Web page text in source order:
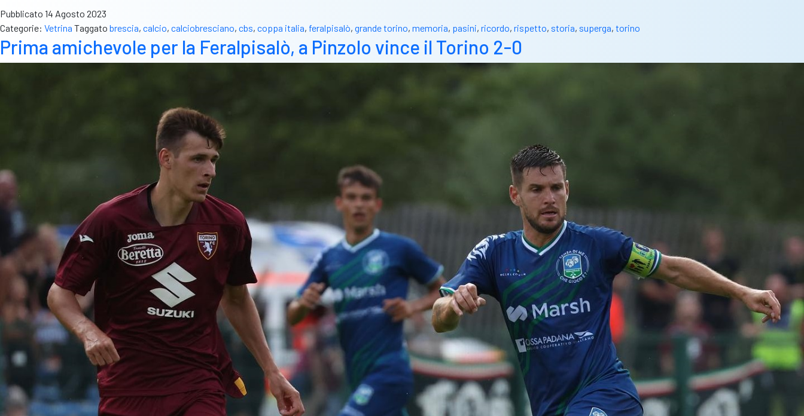
Pubblicato 14 Agosto 2023
Categorie: Vetrina Taggato brescia, calcio, calciobresciano, cbs, coppa italia, feralpisalò, grande torino, memoria, pasini, ricordo, rispetto, storia, superga, torino
Prima amichevole per la Feralpisalò, a Pinzolo vince il Torino 2-0